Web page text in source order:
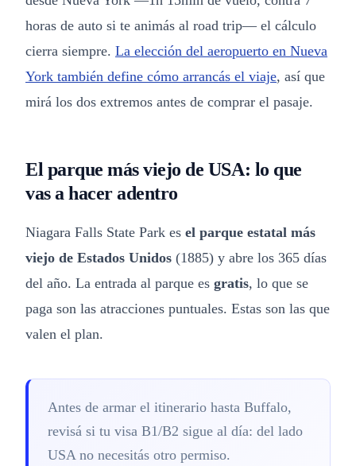
horas de auto si te animás al road trip— el cálculo
cierra siempre. La elección del aeropuerto en Nueva
York también define cómo arrancás el viaje, así que
mirá los dos extremos antes de comprar el pasaje.
El parque más viejo de USA: lo que
vas a hacer adentro
Niagara Falls State Park es el parque estatal más
viejo de Estados Unidos (1885) y abre los 365 días
del año. La entrada al parque es gratis, lo que se
paga son las atracciones puntuales. Estas son las que
valen el plan.
Antes de armar el itinerario hasta Buffalo,
revisá si tu visa B1/B2 sigue al día: del lado
USA no necesitás otro permiso.